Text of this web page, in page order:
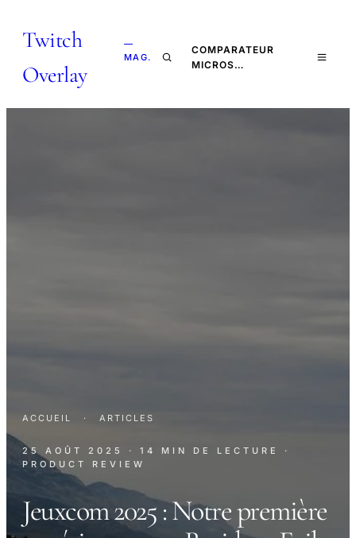
Twitch
Overlay
—
MAG.
COMPARATEUR
MICROS…
ACCUEIL · ARTICLES
25 AOÛT 2025 · 14 MIN DE LECTURE
·
PRODUCT REVIEW
Jeuxcom 2025 : Notre première